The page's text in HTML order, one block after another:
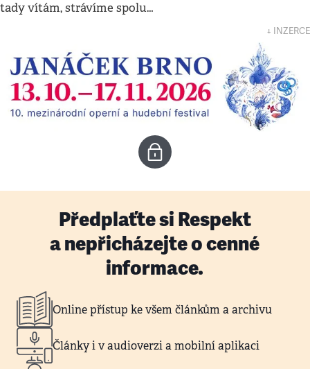
tady vítám, strávíme spolu…
↓ INZERCE
Předplaťte si Respekt
a nepřicházejte o cenné
informace.
Online přístup ke všem článkům a archivu
Články i v audioverzi a mobilní aplikaci